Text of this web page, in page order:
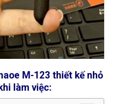
M-123 thiết kế nhỏ
làm việc: